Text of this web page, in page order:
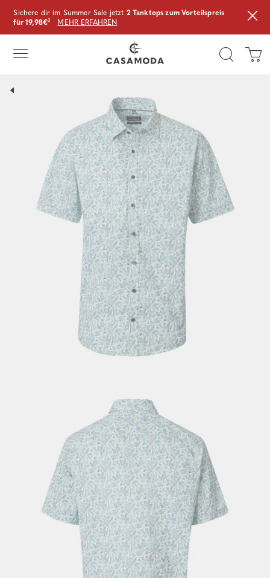
Sichere dir im Summer Sale jetzt 2 Tanktops zum Vorteilspreis
für 19,98€² MEHR ERFAHREN